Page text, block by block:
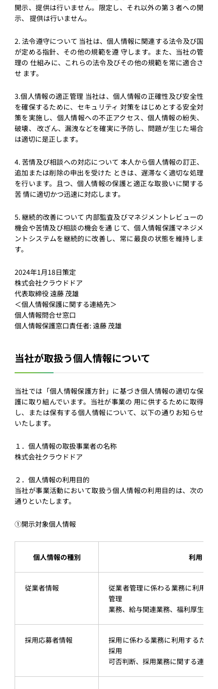
開⽰、提供は⾏いません。限定し、それ以外の第３者への開
⽰、 提供は⾏いません。
2. 法令遵守について 当社は、個⼈情報に関連する法令及び国
が定める指針、その他の規範を遵 守します。また、当社の管
理の 仕組みに、これらの法令及びその他の規範を常に適合さ
せ ます。
3.個⼈情報の適正管理 当社は、個⼈情報の正確性及び安全性
を確保するために、セキュリティ 対策をはじめとする安全対
策を実施し、個⼈情報への不正アクセス、個⼈情報の紛失、
破壊、 改ざん、漏洩などを確実に予防し、問題が⽣じた場合
は適切に是正します。
4. 苦情及び相談への対応について 本⼈から個⼈情報の訂正、
追加または削除の申出を受けた ときは、遅滞なく適切な処理
を⾏います。且つ、個⼈情報の保護と適正な取扱いに関する
苦 情に適切かつ迅速に対応します。
5. 継続的改善について 内部監査及びマネジメントレビューの
機会や苦情及び相談の機会を通 じて、個⼈情報保護マネジメ
ントシステムを継続的に改善し、常に最良の状態を維持しま
す。
2024年1⽉18⽇策定
株式会社クラウドドア
代表取締役 遠藤 茂雄
＜個⼈情報保護に関する連絡先＞
個⼈情報問合せ窓⼝
個⼈情報保護窓⼝責任者: 遠藤 茂雄
当社が取扱う個⼈情報について
当社では「個⼈情報保護⽅針」に基づき個⼈情報の適切な保
護に取り組んでいます。当社が事業の ⽤に供するために取得
し、または保有する個⼈情報について、以下の通りお知らせ
いたします。
１．個⼈情報の取扱事業者の名称
株式会社クラウドドア
２．個⼈情報の利⽤⽬的
当社が事業活動において取扱う個⼈情報の利⽤⽬的は、次の
通りといたします。
①開⽰対象個⼈情報
個⼈情報の種別 利⽤⽬的
従業者情報
従業者管理に係わる業務に利⽤す
管理
業務、給与関連業務、福利厚⽣業
採⽤応募者情報
採⽤に係わる業務に利⽤するため
採⽤
可否判断、採⽤業務に関する連絡